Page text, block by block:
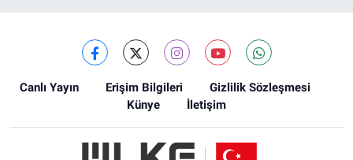
Canlı Yayın Erişim Bilgileri
Gizlilik Sözleşmesi
Künye
İletişim